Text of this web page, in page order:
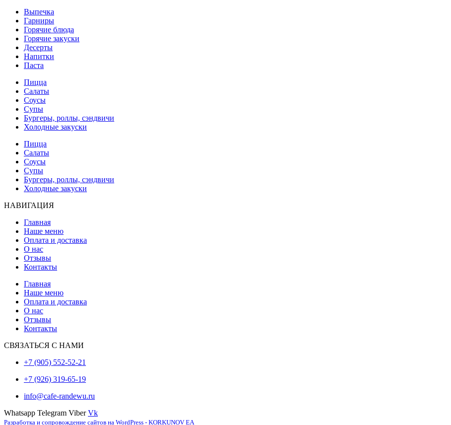
Выпечка
Гарниры
Горячие блюда
Горячие закуски
Десерты
Напитки
Паста
Пицца
Салаты
Соусы
Супы
Бургеры, роллы, сэндвичи
Холодные закуски
Пицца
Салаты
Соусы
Супы
Бургеры, роллы, сэндвичи
Холодные закуски
НАВИГАЦИЯ
Главная
Наше меню
Оплата и доставка
О нас
Отзывы
Контакты
Главная
Наше меню
Оплата и доставка
О нас
Отзывы
Контакты
СВЯЗАТЬСЯ С НАМИ
+7 (905) 552-52-21
+7 (926) 319-65-19
info@cafe-randewu.ru
Whatsapp Telegram Viber Vk
Разработка и сопровождение сайтов на WordPress - KORKUNOV EA